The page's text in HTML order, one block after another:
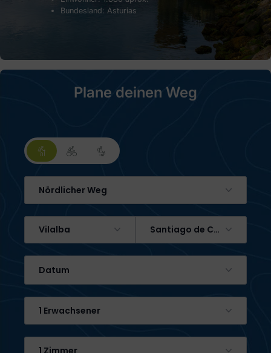
Bundesland: Asturias
Plane deinen Weg
Nördlicher Weg
Vilalba Santiago de Compostela
Datum
1 Erwachsener
1 Zimmer